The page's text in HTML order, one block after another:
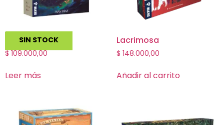
SIN STOCK
Polis
$109.000,00
Leer más
Lacrimosa
$ 148.000,00
Añadir al carrito